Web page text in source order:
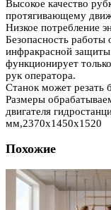
Высокое качество
протягивающему
Низкое потребление
Безопасность работы
инфракрасной защиты
функционирует
рук оператора.
Станок может резать
Размеры
двигателя
мм,2370х1450х1520
Похожие